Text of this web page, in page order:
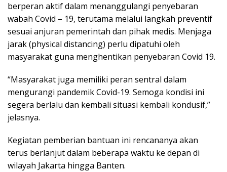
berperan aktif dalam menanggulangi penyebaran
wabah Covid – 19, terutama melalui langkah preventif
sesuai anjuran pemerintah dan pihak medis. Menjaga
jarak (physical distancing) perlu dipatuhi oleh
masyarakat guna menghentikan penyebaran Covid 19.
“Masyarakat juga memiliki peran sentral dalam
mengurangi pandemik Covid-19. Semoga kondisi ini
segera berlalu dan kembali situasi kembali kondusif,”
jelasnya.
Kegiatan pemberian bantuan ini rencananya akan
terus berlanjut dalam beberapa waktu ke depan di
wilayah Jakarta hingga Banten.